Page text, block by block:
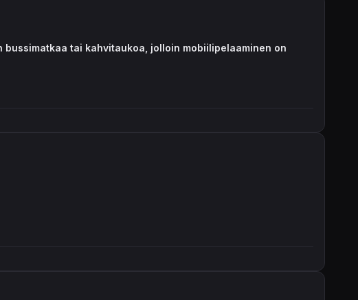
tai kahvitaukoa, jolloin mobiilipelaaminen on